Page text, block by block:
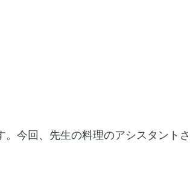
今回、先生の料理のアシスタント